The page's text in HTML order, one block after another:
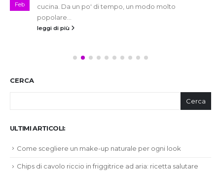
Feb
cucina. Da un po' di tempo, un modo molto
popolare...
leggi di più
CERCA
Cerca
ULTIMI ARTICOLI:
Come scegliere un make-up naturale per ogni look
Chips di cavolo riccio in friggitrice ad aria: ricetta salutare